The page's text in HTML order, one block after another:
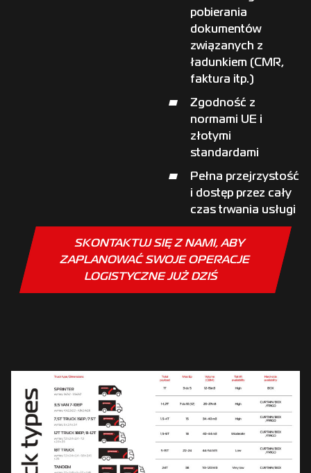
pobierania
dokumentów
związanych z
ładunkiem (CMR,
faktura itp.)
Zgodność z
normami UE i
złotymi
standardami
Pełna przejrzystość
i dostęp przez cały
czas trwania usługi
SKONTAKTUJ SIĘ Z NAMI, ABY
ZAPLANOWAĆ SWOJE OPERACJE
LOGISTYCZNE JUŻ DZIŚ